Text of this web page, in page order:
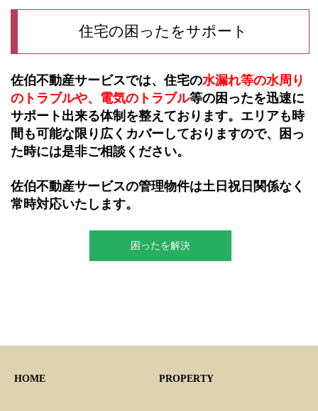
住宅の困ったをサポート
佐伯不動産サービスでは、住宅の水漏れ等の水周り
のトラブルや、電気のトラブル等の困 ったを迅速に
サポート出来る体制を整えてお り ます。エリアも時
間も可能な限り広くカバーしておりますので、困っ
た時には是非ご相談ください。
佐伯不動産サービスの管理物件は土日祝日関係なく
常時対応いたします。
困ったを解決
HOME PROPERTY